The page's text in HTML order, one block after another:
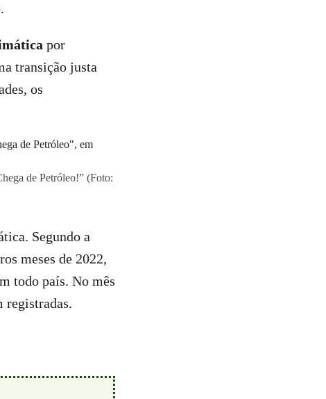
por
transição justa
os
de Petróleo!” (Foto:
Segundo a
meses de 2022,
todo país. No mês
registradas.